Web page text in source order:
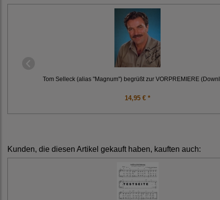
Tom Selleck (alias "Magnum") begrüßt zur VORPREMIERE
14,95 € *
Kunden, die diesen Artikel gekauft haben, kauften auch: